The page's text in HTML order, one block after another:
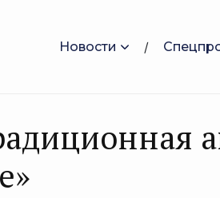
Новости